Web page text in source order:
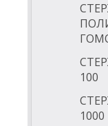
100
1000